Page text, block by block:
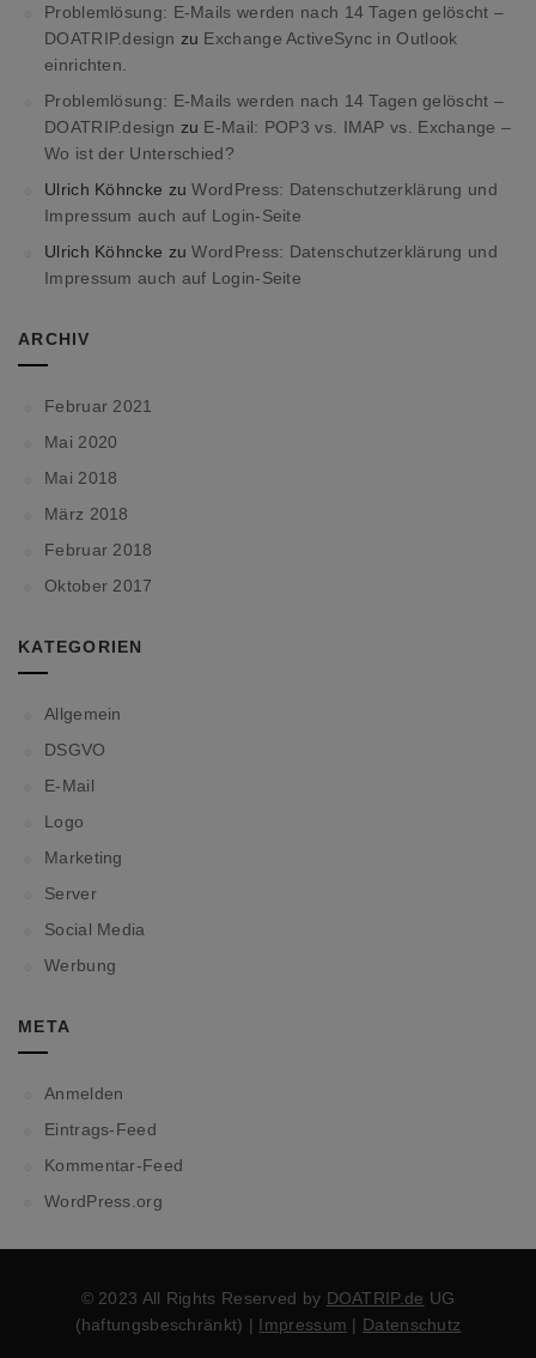
Problemlösung: E-Mails werden nach 14 Tagen gelöscht –
DOATRIP.design zu Exchange ActiveSync in Outlook
einrichten.
Problemlösung: E-Mails werden nach 14 Tagen gelöscht –
DOATRIP.design zu E-Mail: POP3 vs. IMAP vs. Exchange –
Wo ist der Unterschied?
Ulrich Köhncke zuWordPress: Datenschutzerklärung und
Impressum auch auf Login-Seite
Ulrich Köhncke zuWordPress: Datenschutzerklärung und
Impressum auch auf Login-Seite
ARCHIV
Februar 2021
Mai 2020
Mai 2018
März 2018
Februar 2018
Oktober 2017
KATEGORIEN
Allgemein
DSGVO
E-Mail
Logo
Marketing
Server
Social Media
Werbung
META
Anmelden
Eintrags-Feed
Kommentar-Feed
WordPress.org
© 2023 All Rights Reserved by DOATRIP.de UG
(haftungsbeschränkt) | Impressum | Datenschutz